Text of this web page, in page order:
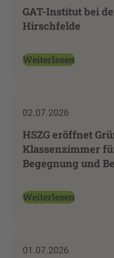
GAT-Institut bei
Hirschfelde
Weiterlesen
02.07.2026
HSZG eröffnet
Klassenzimmer
Begegnung und
Weiterlesen
01.07.2026